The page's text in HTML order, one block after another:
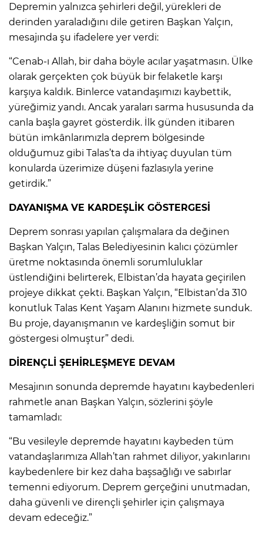
Depremin yalnızca şehirleri değil, yürekleri de
derinden yaraladığını dile getiren Başkan Yalçın,
mesajında şu ifadelere yer verdi:
“Cenab-ı Allah, bir daha böyle acılar yaşatmasın. Ülke
olarak gerçekten çok büyük bir felaketle karşı
karşıya kaldık. Binlerce vatandaşımızı kaybettik,
yüreğimiz yandı. Ancak yaraları sarma hususunda da
canla başla gayret gösterdik. İlk günden itibaren
bütün imkânlarımızla deprem bölgesinde
olduğumuz gibi Talas’ta da ihtiyaç duyulan tüm
konularda üzerimize düşeni fazlasıyla yerine
getirdik.”
DAYANIŞMA VE KARDEŞLİK GÖSTERGESİ
Deprem sonrası yapılan çalışmalara da değinen
Başkan Yalçın, Talas Belediyesinin kalıcı çözümler
üretme noktasında önemli sorumluluklar
üstlendiğini belirterek, Elbistan’da hayata geçirilen
projeye dikkat çekti. Başkan Yalçın, “Elbistan’da 310
konutluk Talas Kent Yaşam Alanını hizmete sunduk.
Bu proje, dayanışmanın ve kardeşliğin somut bir
göstergesi olmuştur” dedi.
DİRENÇLİ ŞEHİRLEŞMEYE DEVAM
Mesajının sonunda depremde hayatını kaybedenleri
rahmetle anan Başkan Yalçın, sözlerini şöyle
tamamladı:
“Bu vesileyle depremde hayatını kaybeden tüm
vatandaşlarımıza Allah’tan rahmet diliyor, yakınlarını
kaybedenlere bir kez daha başsağlığı ve sabırlar
temenni ediyorum. Deprem gerçeğini unutmadan,
daha güvenli ve dirençli şehirler için çalışmaya
devam edeceğiz.”